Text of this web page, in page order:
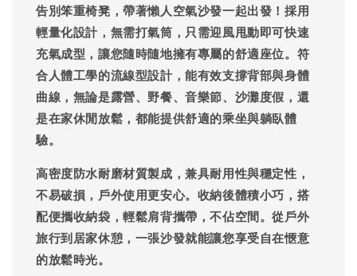
告別笨重椅凳，帶著懶人空氣沙發一起出發！採用
輕量化設計，無需打氣筒，只需迎風甩動即可快速
充氣成型，讓您隨時隨地擁有專屬的舒適座位。符
合人體工學的流線型設計，能有效支撐背部與身體
曲線，無論是露營、野餐、音樂節、沙灘度假，還
是在家休閒放鬆，都能提供舒適的乘坐與躺臥體
驗。
高密度防水耐磨材質製成，兼具耐用性與穩定性，
不易破損，戶外使用更安心。收納後體積小巧，搭
配便攜收納袋，輕鬆肩背攜帶，不佔空間。從戶外
旅行到居家休憩，一張沙發就能讓您享受自在愜意
的放鬆時光。